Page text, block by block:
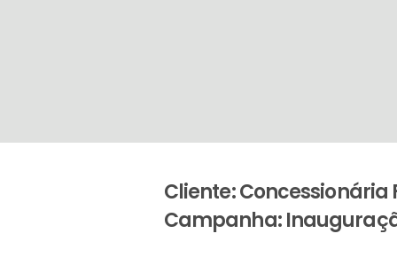
Cliente: Concessionária
Campanha: